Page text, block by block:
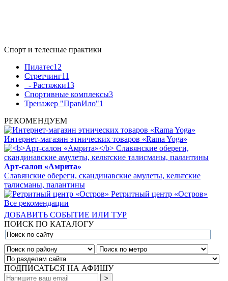
Спорт и телесные практики
Пилатес12
Стретчинг11
- Растяжки13
Спортивные комплексы3
Тренажер "ПравИло"1
РЕКОМЕНДУЕМ
Интернет-магазин этнических товаров «Rama Yoga»
Арт-салон «Амрита»
Славянские обереги, скандинавские амулеты, кельтские
талисманы, палантины
Ретритный центр «Остров»
Все рекомендации
ДОБАВИТЬ СОБЫТИЕ ИЛИ ТУР
ПОИСК ПО КАТАЛОГУ
ПОДПИСАТЬСЯ НА АФИШУ